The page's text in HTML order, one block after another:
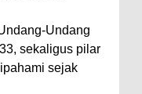
Undang
sekaligus pilar
sejak